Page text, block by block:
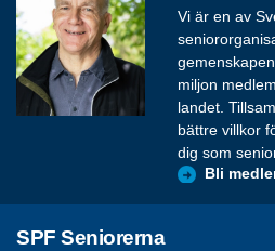
Vi är en av
miljon
landet.
bättre villkor
dig som
Bli
SPF Seniorerna